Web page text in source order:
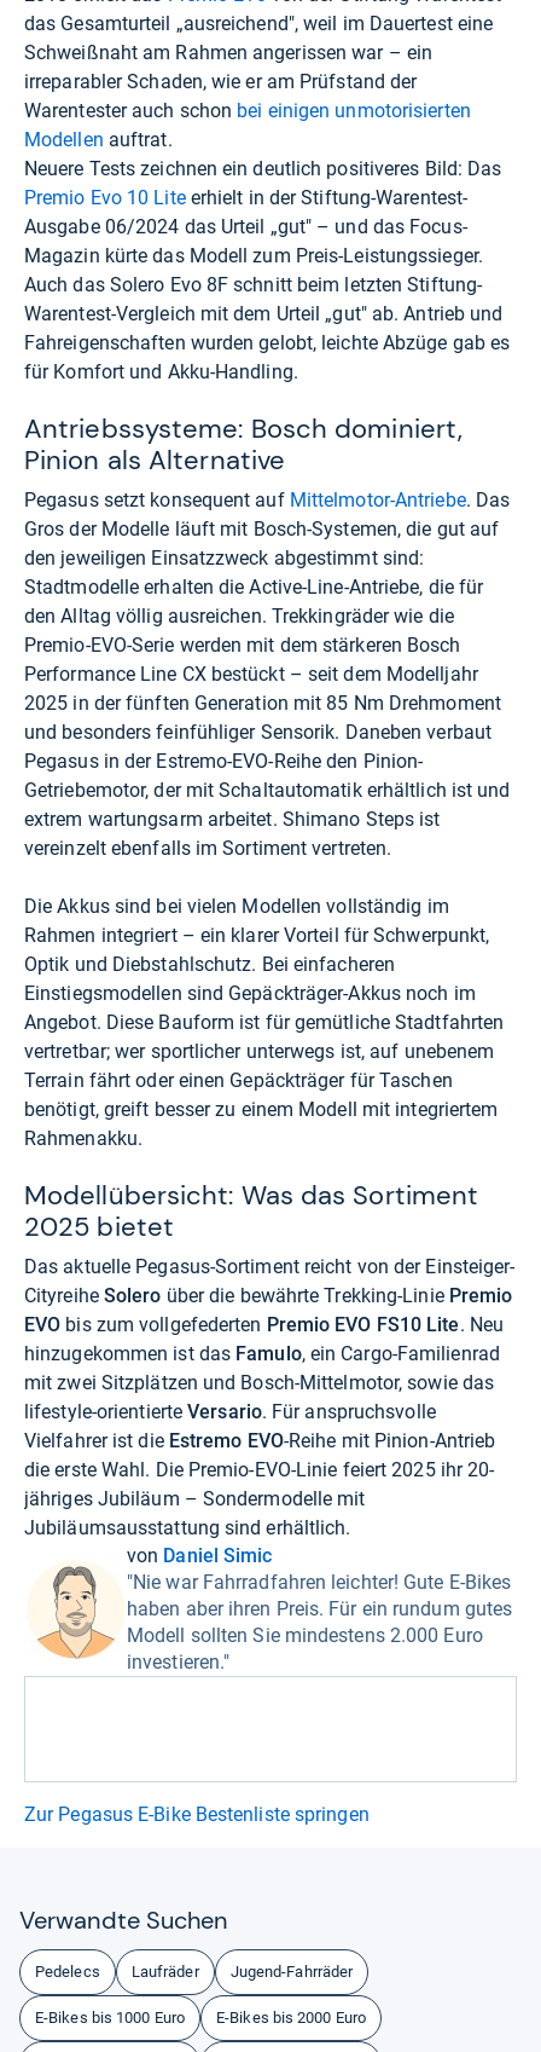
das Gesamturteil „ausreichend", weil im Dauertest eine
Schweißnaht am Rahmen angerissen war – ein
irreparabler Schaden, wie er am Prüfstand der
Warentester auch schon bei einigen unmotorisierten
Modellen auftrat.
Neuere Tests zeichnen ein deutlich positiveres Bild: Das
Premio Evo 10 Liteerhielt in der Stiftung-Warentest-
Ausgabe 06/2024 das Urteil „gut" – und das Focus-
Magazin kürte das Modell zum Preis-Leistungssieger.
Auch das Solero Evo 8F schnitt beim letzten Stiftung-
Warentest-Vergleich mit dem Urteil „gut" ab. Antrieb und
Fahreigenschaften wurden gelobt, leichte Abzüge gab es
für Komfort und Akku-Handling.
Antriebssysteme: Bosch dominiert,
Pinion als Alternative
Pegasus setzt konsequent auf Mittelmotor-Antriebe. Das
Gros der Modelle läuft mit Bosch-Systemen, die gut auf
den jeweiligen Einsatzzweck abgestimmt sind:
Stadtmodelle erhalten die Active-Line-Antriebe, die für
den Alltag völlig ausreichen. Trekkingräder wie die
Premio-EVO-Serie werden mit dem stärkeren Bosch
Performance Line CX bestückt – seit dem Modelljahr
2025 in der fünften Generation mit 85 Nm Drehmoment
und besonders feinfühliger Sensorik. Daneben verbaut
Pegasus in der Estremo-EVO-Reihe den Pinion-
Getriebemotor, der mit Schaltautomatik erhältlich ist und
extrem wartungsarm arbeitet. Shimano Steps ist
vereinzelt ebenfalls im Sortiment vertreten.
Die Akkus sind bei vielen Modellen vollständig im
Rahmen integriert – ein klarer Vorteil für Schwerpunkt,
Optik und Diebstahlschutz. Bei einfacheren
Einstiegsmodellen sind Gepäckträger-Akkus noch im
Angebot. Diese Bauform ist für gemütliche Stadtfahrten
vertretbar; wer sportlicher unterwegs ist, auf unebenem
Terrain fährt oder einen Gepäckträger für Taschen
benötigt, greift besser zu einem Modell mit integriertem
Rahmenakku.
Modellübersicht: Was das Sortiment
2025 bietet
Das aktuelle Pegasus-Sortiment reicht von der Einsteiger-
Cityreihe Solero über die bewährte Trekking-Linie Premio
EVO bis zum vollgefederten Premio EVO FS10 Lite. Neu
hinzugekommen ist das Famulo, ein Cargo-Familienrad
mit zwei Sitzplätzen und Bosch-Mittelmotor, sowie das
lifestyle-orientierteVersario. Für anspruchsvolle
Vielfahrer ist die Estremo EVO-Reihe mit Pinion-Antrieb
die erste Wahl. Die Premio-EVO-Linie feiert 2025 ihr 20-
jähriges Jubiläum – Sondermodelle mit
Jubiläumsausstattung sind erhältlich.
von Daniel Simic
"Nie war Fahrradfahren leichter! Gute E-Bikes
haben aber ihren Preis. Für ein rundum gutes
Modell sollten Sie mindestens 2.000 Euro
investieren."
Zur Pegasus E-Bike Bestenliste springen
Ver­wandte Suchen
Pedelecs Laufräder Jugend-Fahrräder
E-Bikes bis 1000 Euro E-Bikes bis 2000 Euro